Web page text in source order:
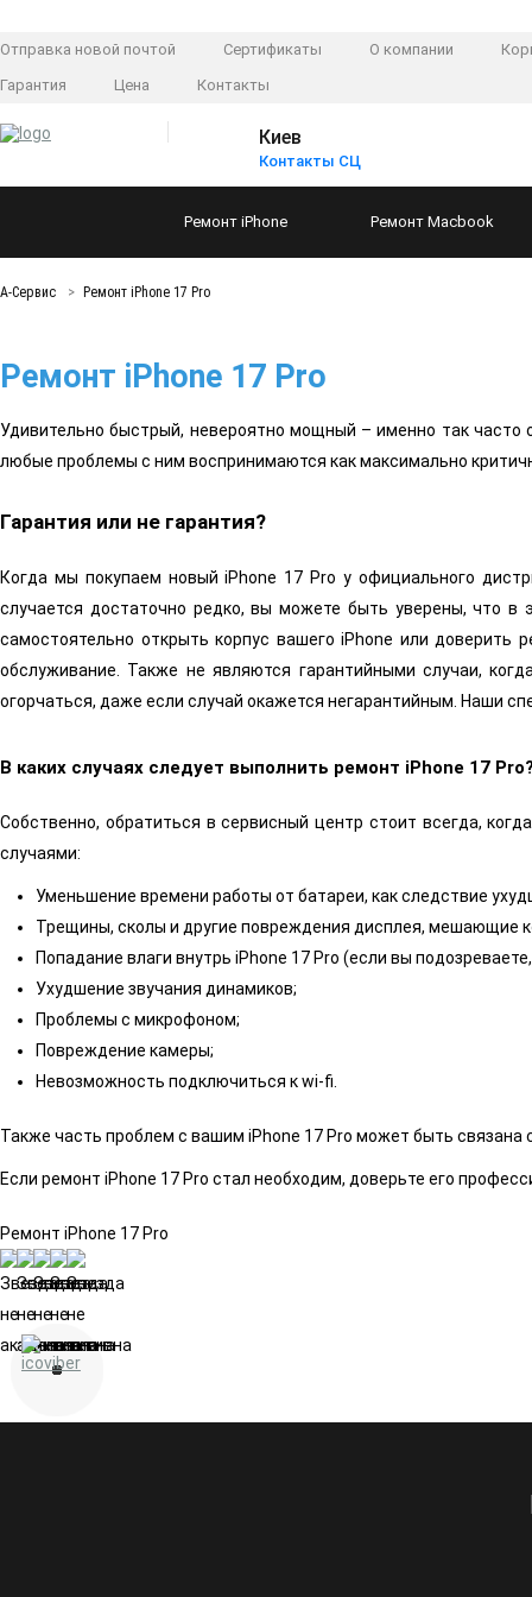
Отправка новой почтой Сертификаты О компании
Гарантия
Цена Контакты
Киев
Контакты СЦ
Ремонт iPhone Ремонт Macbook
А-Сервис Ремонт iPhone 17 Pro
Ремонт iPhone 17 Pro
Удивительно быстрый, невероятно мощный – именно так
любые проблемы с ним воспринимаются как максимально
Гарантия или не гарантия?
Когда мы покупаем новый iPhone 17 Pro у официального
случается достаточно редко, вы можете быть уверены, что в
самостоятельно открыть корпус вашего iPhone или
обслуживание. Также не являются гарантийными случаи,
огорчаться, даже если случай окажется негарантийным. Наши
В каких случаях следует выполнить ремонт iPhone 17
Собственно, обратиться в сервисный центр стоит всегда,
случаями:
Уменьшение времени работы от батареи, как следствие
Трещины, сколы и другие повреждения дисплея, мешающие
Попадание влаги внутрь iPhone 17 Pro (если вы
Ухудшение звучания динамиков;
Проблемы с микрофоном;
Повреждение камеры;
Невозможность подключиться к wi-fi.
Также часть проблем с вашим iPhone 17 Pro может быть
Если ремонт iPhone 17 Pro стал необходим, доверьте его
Ремонт iPhone 17 Pro